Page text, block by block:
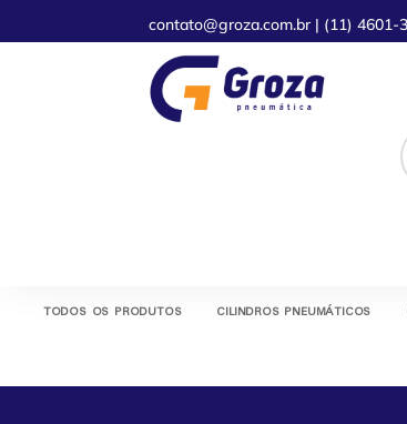
contato@groza.com.br | (11) 4601-
TODOS OS PRODUTOS CILINDROS PNEUMÁTICOS